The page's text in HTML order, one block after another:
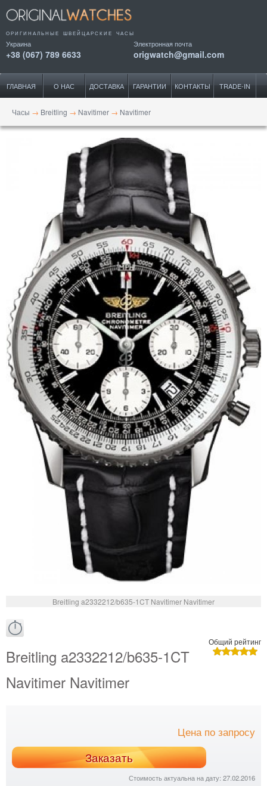
ОРИГИНАЛЬНЫЕ ШВЕЙЦАРСКИЕ ЧАСЫ
Украина
+38 (067) 789 6633
Электронная почта
origwatch@gmail.com
ГЛАВНАЯ О НАС ДОСТАВКА ГАРАНТИИ КОНТАКТЫ TRADE-IN
Часы → Breitling → Navitimer → Navitimer
Breitling a2332212/b635-1CT Navitimer Navitimer
Общий рейтинг
Breitling a2332212/b635-1CT
Navitimer Navitimer
Цена по запросу
Заказать
Стоимость актуальна на дату: 27.02.2016